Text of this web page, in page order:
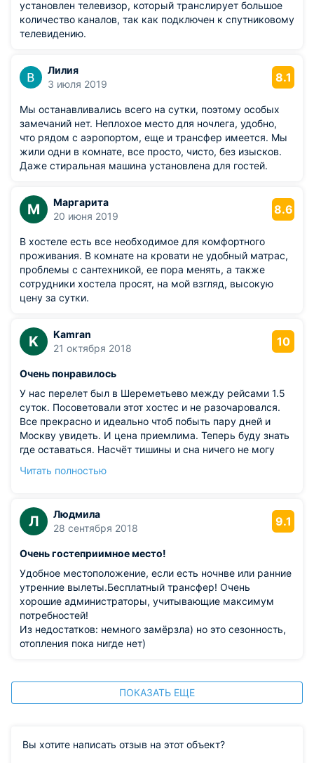
установлен телевизор, который транслирует большое
количество каналов, так как подключен к спутниковому
телевидению.
Лилия
3 июля 2019
8.1
Мы останавливались всего на сутки, поэтому особых
замечаний нет. Неплохое место для ночлега, удобно,
что рядом с аэропортом, еще и трансфер имеется. Мы
жили одни в комнате, все просто, чисто, без изысков.
Даже стиральная машина установлена для гостей.
М
Маргарита
20 июня 2019
8.6
В хостеле есть все необходимое для комфортного
проживания. В комнате на кровати не удобный матрас,
проблемы с сантехникой, ее пора менять, а также
сотрудники хостела просят, на мой взгляд, высокую
цену за сутки.
K
Kamran
21 октября 2018
10
Очень понравилось
У нас перелет был в Шереметьево между рейсами 1.5
суток. Посоветовали этот хостес и не разочаровался.
Все прекрасно и идеально чтоб побыть пару дней и
Москву увидеть. И цена приемлима. Теперь буду знать
где оставаться. Насчёт тишины и сна ничего не могу
уставший был. Все было чисто. И дружелюбный
Читать полностью
Л
Людмила
28 сентября 2018
9.1
Очень гостеприимное место!
Удобное местоположение, если есть ночнве или ранние
утренние вылеты.Бесплатный трансфер! Очень
хорошие администраторы, учитывающие максимум
потребностей!
Из недостатков: немного замёрзла) но это сезонность,
отопления пока нигде нет)
ПОКАЗАТЬ ЕЩЕ
Вы хотите написать отзыв на этот объект?